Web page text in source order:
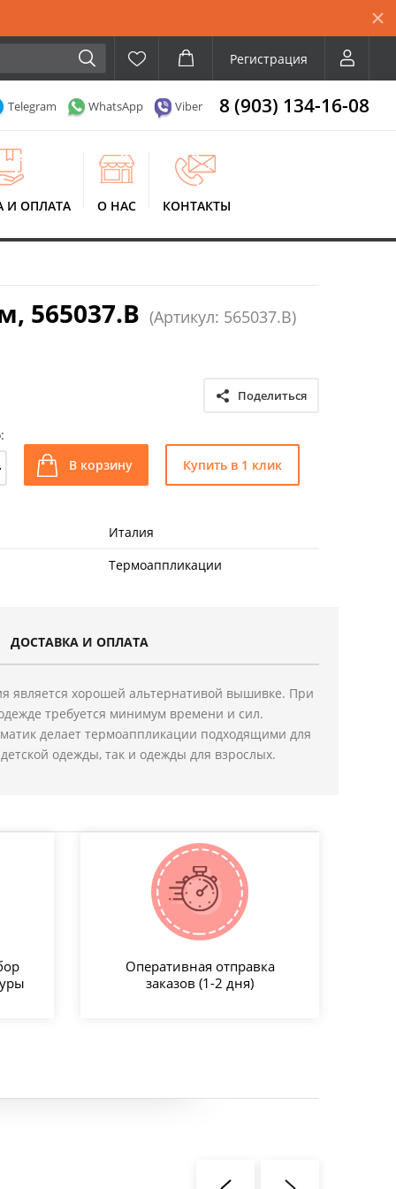
Регистрация
Telegram WhatsApp Viber 8 (903) 134-16-08
И ОПЛАТА О НАС КОНТАКТЫ
565037.B (Артикул: 565037.B)
Поделиться
В корзину Купить в 1 клик
Италия
Термоаппликации
ДОСТАВКА И ОПЛАТА
является хорошей альтернативой вышивке. При
требуется минимум времени и сил.
делает термоаппликации подходящими для
одежды, так и одежды для взрослых.
Оперативная отправка
заказов (1-2 дня)